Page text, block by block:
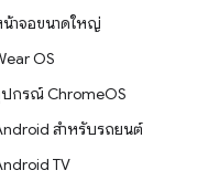
าจอขนาดใหญ่
OS
กรณ์ ChromeOS
สำหรับรถยนต์
TV